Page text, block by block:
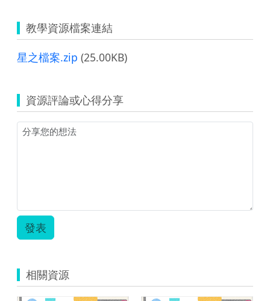
教學資源檔案連結
星之檔案.zip (25.00KB)
資源評論或心得分享
發表
相關資源